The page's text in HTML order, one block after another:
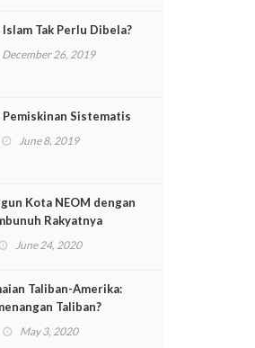
Tak Perlu Dibela?
December 26, 2019
Pemiskinan Sistematis
June 8, 2019
Kota NEOM dengan
Rakyatnya
June 24, 2020
Taliban-Amerika:
Taliban?
May 3, 2020